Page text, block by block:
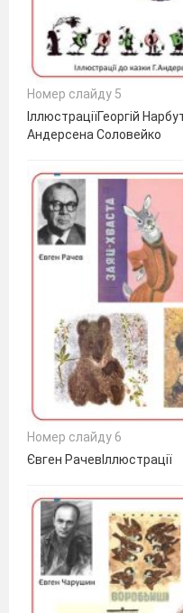
Номер слайду 5
ІллюстраціїГеоргій
Андерсена Соловейко
Номер слайду 6
Євген РачевІллюстрації